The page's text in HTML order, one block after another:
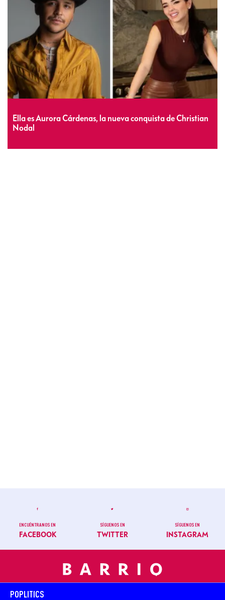
Ella es Aurora Cárdenas, la nueva conquista de Christian
Nodal
ENCUÉNTRANOS EN
FACEBOOK
SÍGUENOS EN
TWITTER
SÍGUENOS EN
INSTAGRAM
POPLITICS